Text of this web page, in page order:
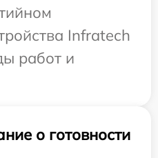
Infratech
работ и
о готовности